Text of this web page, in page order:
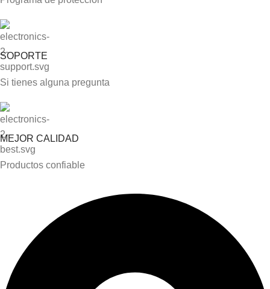
SOPORTE
Si tienes alguna pregunta
MEJOR CALIDAD
Productos confiable